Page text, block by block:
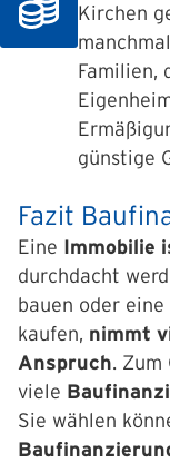
Kirchen
Familien,
günstige
Fazit
Eine Immobilie
durchdacht
bauen oder
kaufen, nimmt
Anspruch. Zum
viele
Sie wählen